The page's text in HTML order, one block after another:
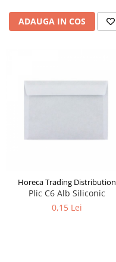
ADAUGA IN COS
Horeca Trading Distribution
Plic C6 Alb Siliconic
0,15 Lei